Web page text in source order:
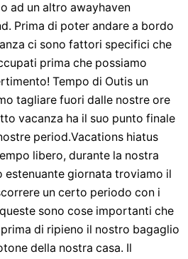
ad un altro awayhaven
Prima di poter andare a bordo
ci sono fattori specifici che
prima che possiamo
Tempo di Outis un
tagliare fuori dalle nostre ore
vacanza ha il suo punto finale
period.Vacations hiatus
libero, durante la nostra
estenuante giornata troviamo il
un certo periodo con i
sono cose importanti che
di ripieno il nostro bagaglio
della nostra casa. Il